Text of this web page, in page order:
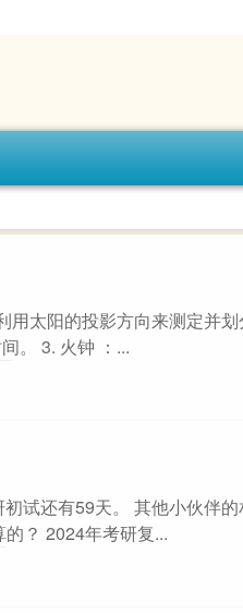
太阳的投影方向来测定并
。 3. 火钟 ：...
试还有59天。 其他小伙伴
？ 2024年考研复...